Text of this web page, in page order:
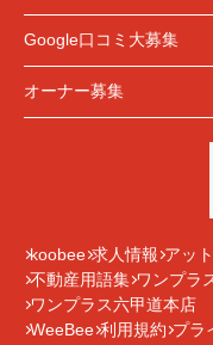
Google口コミ大募集
オーナー募集
koobee 求人情報 アッ
不動産用語集 ワンプラ
ワンプラス六甲道本店
WeeBee 利用規約 プラ